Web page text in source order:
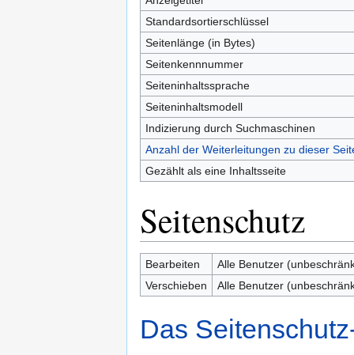
Standardsortierschlüssel
Seitenlänge (in Bytes)
Seitenkennnummer
Seiteninhaltssprache
Seiteninhaltsmodell
Indizierung durch Suchmaschinen
Anzahl der Weiterleitungen zu dieser
Gezählt als eine Inhaltsseite
Seitenschutz
Bearbeiten
Alle Benutzer
Verschieben
Alle Benutzer
Das